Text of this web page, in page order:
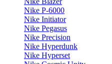
Nike P-6000
Nike Initiator
Nike Pegasus
Nike Precision
Nike Hyperdunk
Nike Hyperset